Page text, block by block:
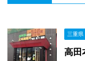
三重県
高田